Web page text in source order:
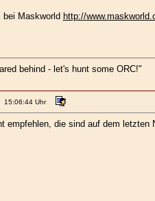
Maskworld http://
behind - let's hunt some ORC!"
15:06:44 Uhr
empfehlen, die sind auf dem